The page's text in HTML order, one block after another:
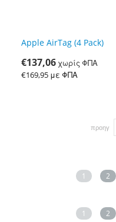
Apple AirTag (4 Pack)
€137,06 χωρίς ΦΠΑ
€169,95 με ΦΠΑ
προηγ
1 2
1 2